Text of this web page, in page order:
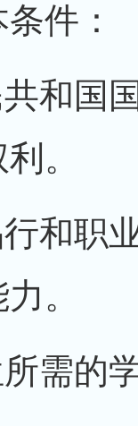
件：
和国
。
和职
。
需的